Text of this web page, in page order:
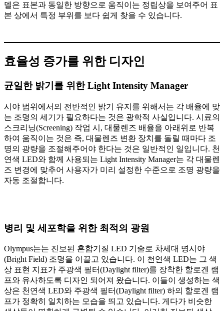
델은 표본과 동일한 방향으로 움직이는 정립상을 보여주어 표
본 상에서 특정 부위를 보다 쉽게 찾을 수 있습니다.
효율성 증가를 위한 디자인
균일한 밝기를 위한 Light Intensity Manager
시야 범위에서의 전반적인 밝기 유지를 위해서는 각 배율에 맞
는 조명의 세기가 필요하다는 것은 광학적 사실입니다. 시료의
스크리닝(Screening) 작업 시, 대물렌즈 배율을 아래위로 반복
하여 움직이는 것은 즉, 대물렌즈 변환 장치를 돌릴 때마다 조
명의 광량을 조절해주어야 한다는 것은 일반적인 일입니다. 천
연색 LED와 함께 사용되는 Light Intensity Manager는 각 대물렌
즈 변경에 맞추어 사용자가 미리 설정한 수준으로 조명 광량을
자동 조절합니다.
병리 및 세포학을 위한 최적의 광원
Olympus는는 진보된 혼합기질 LED 기술로 차세대 명시야
(Bright Field) 조명을 이끌고 있습니다. 이 천연색 LED는 그 색
상 표현 지표가 주광색 필터(Daylight filter)를 장착한 할로겐 램
프와 유사하도록 디자인 되어져 왔습니다. 이들이 생성하는 색
상은 천연색 LED와 주광색 필터(Daylight filter) 하의 할로겐 램
프가 정확히 일치하는 모습을 띄고 있습니다. 게다가 비슷한